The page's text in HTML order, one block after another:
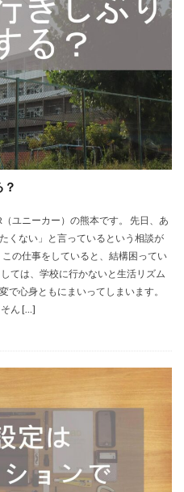
ユニーカー）の熊本です。 先日、あ
くない」と言っているという相談が
の仕事をしていると、結構困ってい
ては、学校に行かないと生活リズム
で心身ともにまいってしまいます。
ん […]